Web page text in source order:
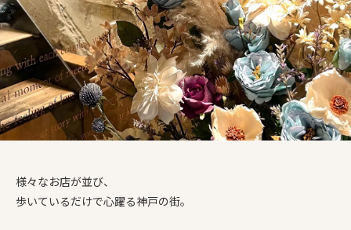
様々なお店が並び、
歩いているだけで心躍る神戸の街。